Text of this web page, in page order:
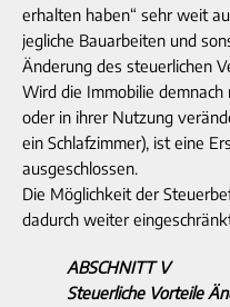
erhalten haben“ sehr weit
jegliche Bauarbeiten und
Änderung des steuerlichen
Wird die Immobilie
oder in ihrer Nutzung
ein Schlafzimmer), ist eine
ausgeschlossen.
Die Möglichkeit der
dadurch weiter
ABSCHNITT V
Steuerliche Vorteile